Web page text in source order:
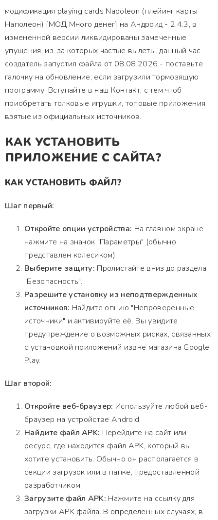
модификация playing cards Napoleon (плейинг карты
Наполеон) [МОД Много денег] на Андроид - 2.4.3, в
измененной версии ликвидированы замеченные
упущения, из-за которых частые вылеты. данный час
создатель запустил файла от 08.08.2026 - поставьте
галочку на обновление, если загрузили тормозящую
программу. Вступайте в наш Контакт, с тем чтоб
приобретать толковые игрушки, топовые приложения
взятые из официальных источников.
КАК УСТАНОВИТЬ
ПРИЛОЖЕНИЕ С САЙТА?
КАК УСТАНОВИТЬ ФАЙЛ?
Шаг первый:
Откройте опции устройства: На главном экране
нажмите на значок "Параметры" (обычно
представлен колесиком).
Выберите защиту: Пролистайте вниз до раздела
"Безопасность".
Разрешите установку из неподтвержденных
источников: Найдите опцию "Непроверенные
источники" и активируйте её. Вы увидите
предупреждение о возможных рисках, связанных
с установкой приложений извне магазина Google
Play.
Шаг второй:
Откройте веб-браузер: Используйте любой веб-
браузер на устройстве Android.
Найдите файл APK: Перейдите на сайт или
ресурс, где находится файл APK, который вы
хотите установить. Обычно он располагается в
секции загрузок или в папке, предоставленной
разработчиком.
Загрузите файл APK: Нажмите на ссылку для
загрузки APK файла. В определённых случаях, в